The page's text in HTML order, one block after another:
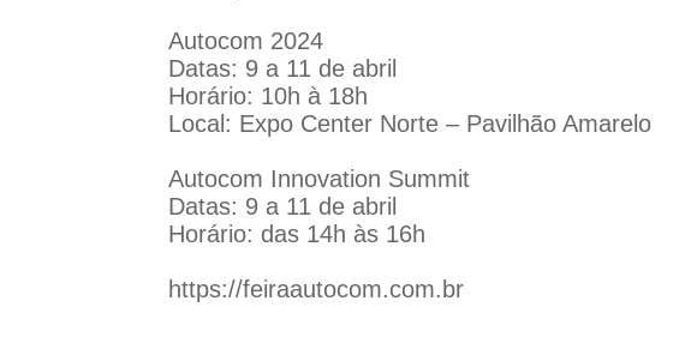
Autocom 2024
Datas: 9 a 11 de abril
Horário: 10h à 18h
Local: Expo Center Norte – Pavilhão Amarelo
Autocom Innovation Summit
Datas: 9 a 11 de abril
Horário: das 14h às 16h
https://feiraautocom.com.br